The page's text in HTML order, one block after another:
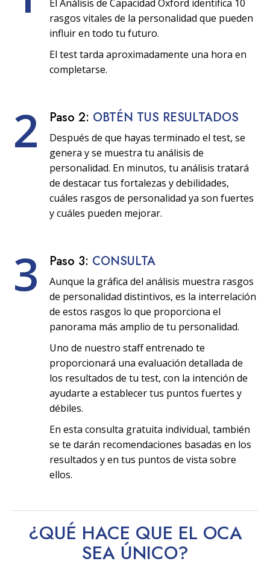
El Análisis de Capacidad Oxford identifica 10
rasgos vitales de la personalidad que pueden
influir en todo tu futuro.
El test tarda aproximadamente una hora en
completarse.
2 Paso 2: OBTÉN TUS RESULTADOS
Después de que hayas terminado el test, se
genera y se muestra tu análisis de
personalidad. En minutos, tu análisis tratará
de destacar tus fortalezas y debilidades,
cuáles rasgos de personalidad ya son fuertes
y cuáles pueden mejorar.
3 Paso 3: CONSULTA
Aunque la gráfica del análisis muestra rasgos
de personalidad distintivos, es la interrelación
de estos rasgos lo que proporciona el
panorama más amplio de tu personalidad.
Uno de nuestro staff entrenado te
proporcionará una evaluación detallada de
los resultados de tu test, con la intención de
ayudarte a establecer tus puntos fuertes y
débiles.
En esta consulta gratuita individual, también
se te darán recomendaciones basadas en los
resultados y en tus puntos de vista sobre
ellos.
¿QUÉ HACE QUE EL OCA
SEA ÚNICO?